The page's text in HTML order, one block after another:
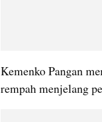
Kemenko Pangan
rempah menjelang